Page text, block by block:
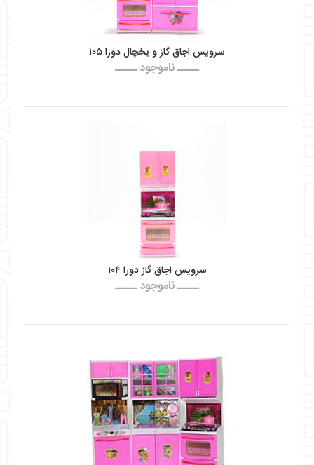
سرویس اجاق گاز و یخچال دورا ۱۰۵
ـــــ ناموجود ـــــ
سرویس اجاق گاز دورا ۱۰۴
ـــــ ناموجود ـــــ